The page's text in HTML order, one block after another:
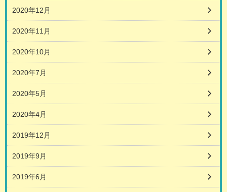
2020年12月
2020年11月
2020年10月
2020年7月
2020年5月
2020年4月
2019年12月
2019年9月
2019年6月